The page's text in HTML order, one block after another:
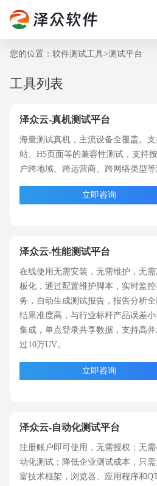
您的位置： 软件测试工具>测试平台
工具列表
泽众云-真机测试平台
海量测试真机，主流设备全覆盖。支
站、H5页面等的兼容性测试，支持
户跨地域、跨运营商、跨网络类型等
立即咨询
泽众云-性能测试平台
在线使用无需安装，无需维护，无
板化，通过配置维护脚本，实时监
务，自动生成测试报告，报告分析
结果准度高，与行业标杆产品误差
集成，单点登录共享数据，支持高
过10万UV。
立即咨询
泽众云-自动化测试平台
注册账户即可使用，无需授权；无
动化测试；降低企业测试成本，只
富技术框架，浏览器、应用程序和